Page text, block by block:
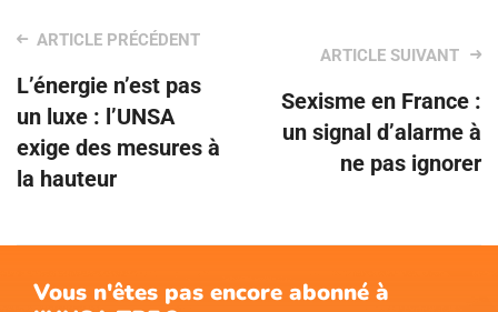
Vous n'êtes pas encore abonné à
Post
navigation
L’énergie n’est pas
un luxe : l’UNSA
exige des mesures à
la hauteur
Sexisme en France :
un signal d’alarme à
ne pas ignorer